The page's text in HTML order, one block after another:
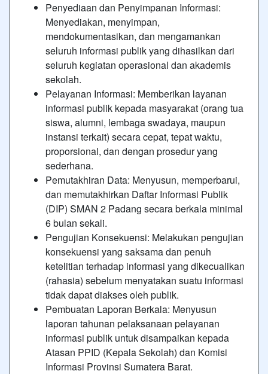
Penyediaan dan Penyimpanan Informasi:
Menyediakan, menyimpan,
mendokumentasikan, dan mengamankan
seluruh informasi publik yang dihasilkan dari
seluruh kegiatan operasional dan akademis
sekolah.
Pelayanan Informasi: Memberikan layanan
informasi publik kepada masyarakat (orang tua
siswa, alumni, lembaga swadaya, maupun
instansi terkait) secara cepat, tepat waktu,
proporsional, dan dengan prosedur yang
sederhana.
Pemutakhiran Data: Menyusun, memperbarui,
dan memutakhirkan Daftar Informasi Publik
(DIP) SMAN 2 Padang secara berkala minimal
6 bulan sekali.
Pengujian Konsekuensi: Melakukan pengujian
konsekuensi yang saksama dan penuh
ketelitian terhadap informasi yang dikecualikan
(rahasia) sebelum menyatakan suatu informasi
tidak dapat diakses oleh publik.
Pembuatan Laporan Berkala: Menyusun
laporan tahunan pelaksanaan pelayanan
informasi publik untuk disampaikan kepada
Atasan PPID (Kepala Sekolah) dan Komisi
Informasi Provinsi Sumatera Barat.